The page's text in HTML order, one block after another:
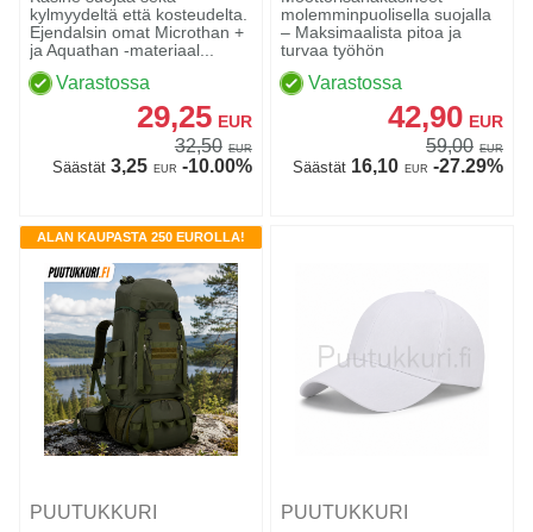
kylmyydeltä että kosteudelta.
Ejendalsin omat Microthan +
ja Aquathan -materiaal...
Varastossa
29,25 EUR
32,50 EUR
Säästät3,25 EUR -10.00%
molemminpuolisella suojalla
– Maksimaalista pitoa ja
turvaa työhön
Varastossa
42,90 EUR
59,00 EUR
Säästät16,10 EUR -27.29%
ALAN KAUPASTA 250 EUROLLA!
PUUTUKKURI
PUUTUKKURI